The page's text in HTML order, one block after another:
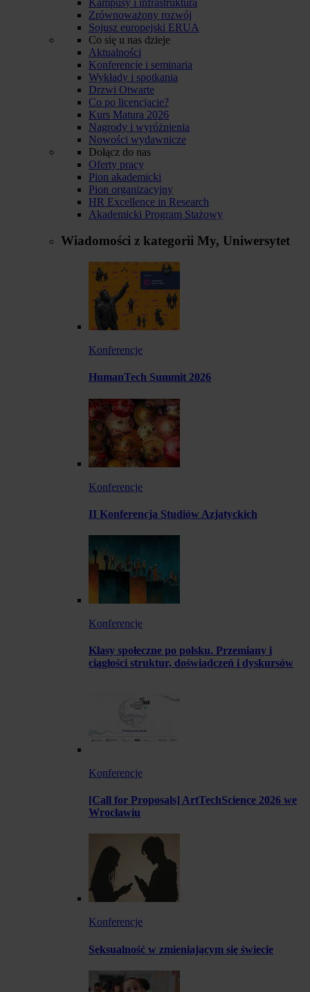
Zrównoważony rozwój
Sojusz europejski ERUA
Co się u nas dzieje
Aktualności
Konferencje i seminaria
Wykłady i spotkania
Drzwi Otwarte
Co po licencjacie?
Kurs Matura 2026
Nagrody i wyróżnienia
Nowości wydawnicze
Dołącz do nas
Oferty pracy
Pion akademicki
Pion organizacyjny
HR Excellence in Research
Akademicki Program Stażowy
Wiadomości z kategorii My, Uniwersytet
Konferencje
HumanTech Summit 2026
Konferencje
II Konferencja Studiów Azjatyckich
Konferencje
Klasy społeczne po polsku. Przemiany i
ciągłości struktur, doświadczeń i dyskursów
Konferencje
[Call for Proposals] ArtTechScience 2026 we
Wrocławiu
Konferencje
Seksualność w zmieniającym się świecie